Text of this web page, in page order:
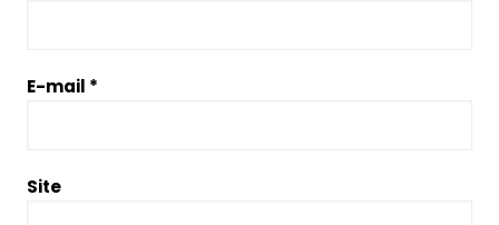
E-mail *
Site